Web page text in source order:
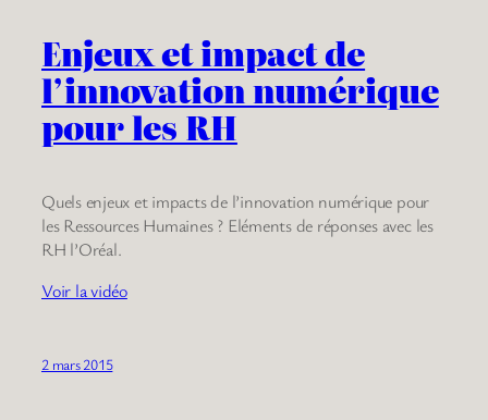
Enjeux et impact de
l’innovation numérique
pour les RH
Quels enjeux et impacts de l’innovation numérique pour
les Ressources Humaines ? Eléments de réponses avec les
RH l’Oréal.
Voir la vidéo
2 mars 2015